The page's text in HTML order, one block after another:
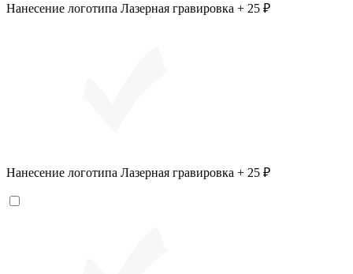
Нанесение логотипа Лазерная гравировка + 25 ₽
Нанесение логотипа Лазерная гравировка + 25 ₽